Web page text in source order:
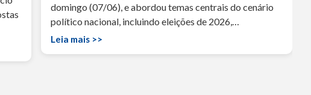
domingo (07/06), e abordou temas centrais do cenário
político nacional, incluindo eleições de 2026,…
Leia mais >>